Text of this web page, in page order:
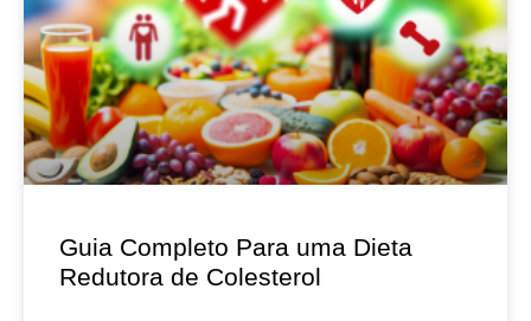
Guia Completo Para uma Dieta
Redutora de Colesterol